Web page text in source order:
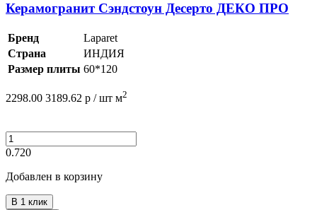
Керамогранит Сэндстоун Десерто ДЕКО ПРО
Бренд
Laparet
Страна
ИНДИЯ
Размер плиты 60*120
2298.00 3189.62 р / шт м2
0.720
Добавлен в корзину
В 1 клик